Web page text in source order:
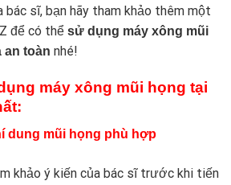
bác sĩ, bạn hãy tham khảo thêm một
để có thể sử dụng máy xông mũi
an toàn nhé!
máy xông mũi họng tại
dung mũi họng phù hợp
khảo ý kiến của bác sĩ trước khi tiến